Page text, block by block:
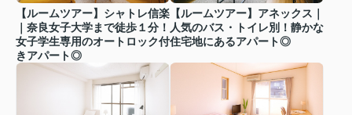
【ルームツアー】シャトレ信楽
｜奈良女子大学まで徒歩１分！
女子学生専用のオートロック付
きアパート◎
【ルームツアー】アネックス｜
人気のバス・トイレ別！静かな
住宅地にあるアパート◎